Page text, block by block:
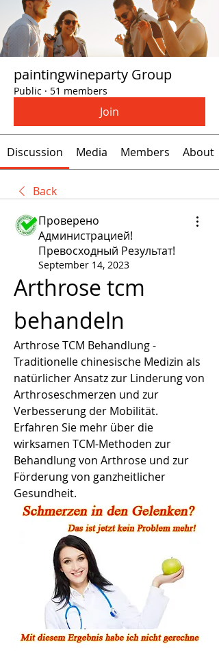
paintingwineparty Group
Public · 51 members
Join
Discussion Media Members About
Back
Проверено
Администрацией!
Превосходный Результат!
September 14, 2023
Arthrose tcm
behandeln
Arthrose TCM Behandlung -
Traditionelle chinesische Medizin als
natürlicher Ansatz zur Linderung von
Arthroseschmerzen und zur
Verbesserung der Mobilität.
Erfahren Sie mehr über die
wirksamen TCM-Methoden zur
Behandlung von Arthrose und zur
Förderung von ganzheitlicher
Gesundheit.